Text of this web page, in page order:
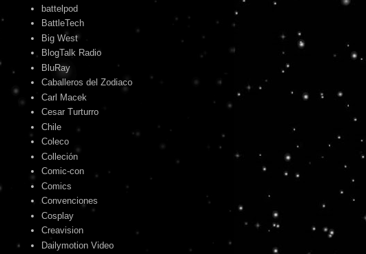
battelpod
BattleTech
Big West
BlogTalk Radio
BluRay
Caballeros del Zodiaco
Carl Macek
Cesar Turturro
Chile
Coleco
Colleción
Comic-con
Comics
Convenciones
Cosplay
Creavision
Dailymotion Video